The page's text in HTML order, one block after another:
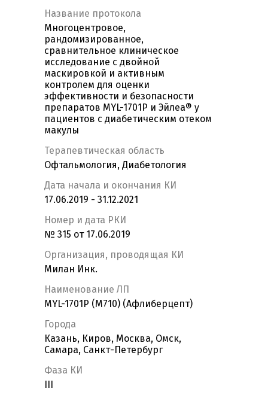
Название протокола
Многоцентровое,
рандомизированное,
сравнительное клиническое
исследование с двойной
маскировкой и активным
контролем для оценки
эффективности и безопасности
препаратов MYL-1701P и Эйлеа® у
пациентов с диабетическим отеком
макулы
Терапевтическая область
Офтальмология, Диабетология
Дата начала и окончания КИ
17.06.2019 - 31.12.2021
Номер и дата РКИ
№ 315 от 17.06.2019
Организация, проводящая КИ
Милан Инк.
Наименование ЛП
MYL-1701P (M710) (Афлиберцепт)
Города
Казань, Киров, Москва, Омск,
Самара, Санкт-Петербург
Фаза КИ